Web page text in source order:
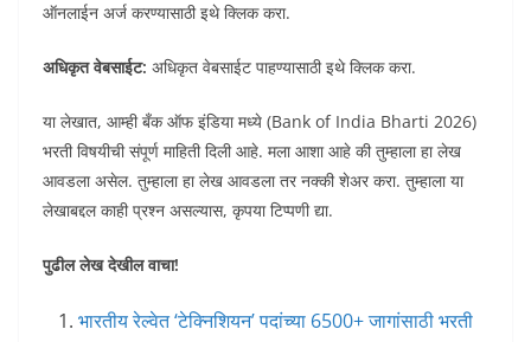
ऑनलाईन अर्ज करण्यासाठी इथे क्लिक करा.
अधिकृत वेबसाईट: अधिकृत वेबसाईट पाहण्यासाठी इथे क्लिक करा.
या लेखात, आम्ही बँक ऑफ इंडिया मध्ये (Bank of India Bharti 2026)
भरती विषयीची संपूर्ण माहिती दिली आहे. मला आशा आहे की तुम्हाला हा लेख
आवडला असेल. तुम्हाला हा लेख आवडला तर नक्की शेअर करा. तुम्हाला या
लेखाबद्दल काही प्रश्न असल्यास, कृपया टिप्पणी द्या.
पुढील लेख देखील वाचा!
भारतीय रेल्वेत ‘टेक्निशियन’ पदांच्या 6500+ जागांसाठी भरती